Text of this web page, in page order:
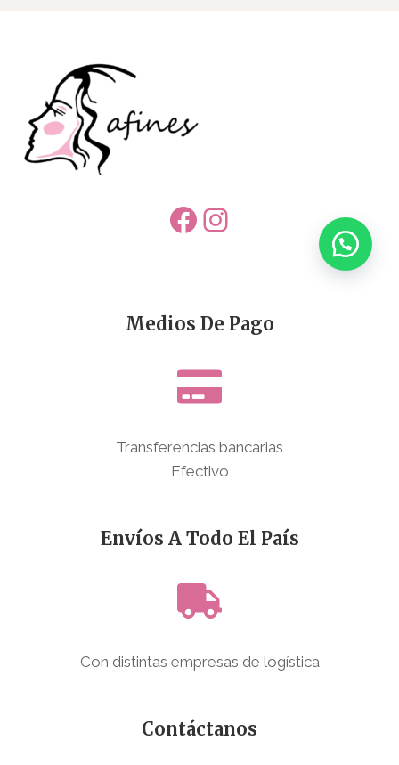
Facebook
Instagram
Medios De Pago
Transferencias bancarias
Efectivo
Envíos A Todo El País
Con distintas empresas de logística
Contáctanos